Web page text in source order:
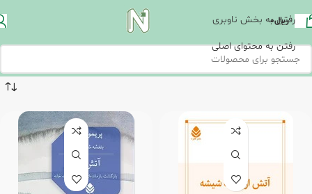
رفتن به بخش ناوبری
رفتن به محتوای اصلی
ریال0